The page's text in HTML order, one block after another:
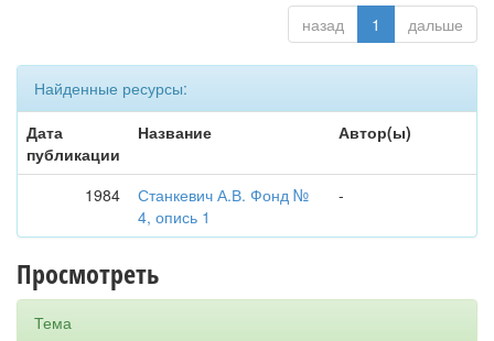
назад 1 дальше
Найденные ресурсы:
Дата
публикации
Название Автор(ы)
1984
Станкевич А.В. Фонд №
4, опись 1
-
Просмотреть
Тема